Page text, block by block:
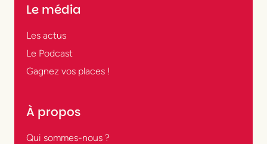
Le média
Les actus
Le Podcast
Gagnez vos places !
À propos
Qui sommes-nous ?